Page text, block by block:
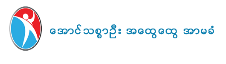
main
content